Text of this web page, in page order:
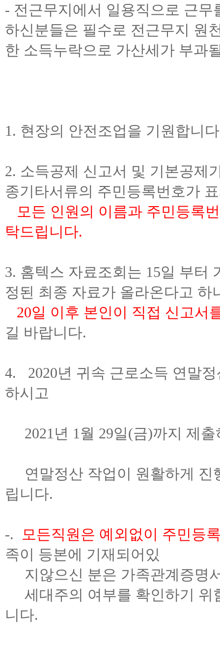
- 전근무지에서 일용직으로 근
하신분들은 필수로 전근무지 원
한 소득누락으로 가산세가 부과
1. 현장의 안전조업을 기원합니
2. 소득공제 신고서 및 기본공제
종기타서류의 주민등록번호가
모든 인원의 이름과 주민등록
탁드립니다.
3. 홈텍스 자료조회는 15일 부터
정된 최종 자료가 올라온다고 하
20일 이후 본인이 직접 신고서
길 바랍니다.
4. 2020년 귀속 근로소득 연말
하시고
2021년 1월 29일(금)까지 제출
연말정산 작업이 원활하게 진
립니다.
-.
모든직원은 예외없이 주민등
족이 등본에 기재되어있
지않으신 분은 가족관계증명
세대주의 여부를 확인하기 위
니다.